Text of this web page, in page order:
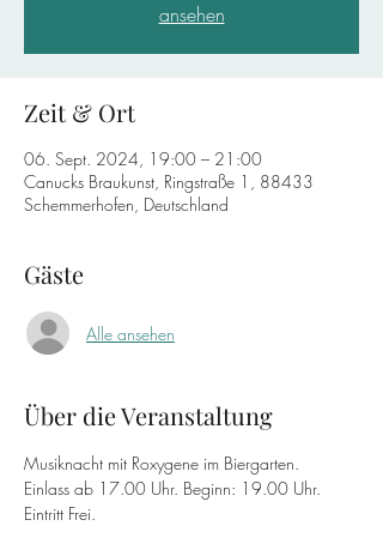
ansehen
Zeit & Ort
06. Sept. 2024, 19:00 – 21:00
Canucks Braukunst, Ringstraße 1, 88433
Schemmerhofen, Deutschland
Gäste
Alle ansehen
Über die Veranstaltung
Musiknacht mit Roxygene im Biergarten.
Einlass ab 17.00 Uhr. Beginn: 19.00 Uhr.
Eintritt Frei.